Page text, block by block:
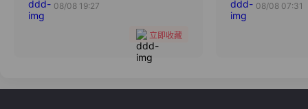
08/08 19:27
立即收藏
08/08 07:31